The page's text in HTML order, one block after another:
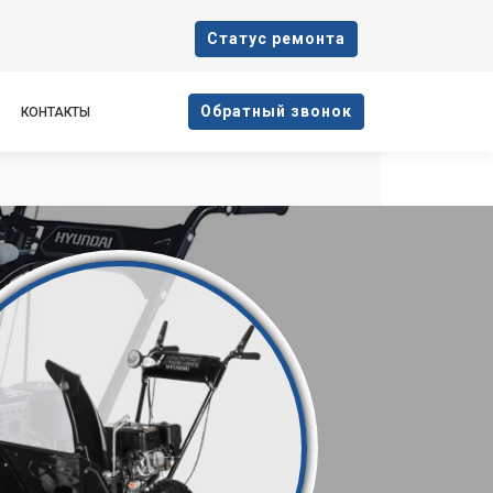
Cтатус ремонта
КОНТАКТЫ Oбратный звонок